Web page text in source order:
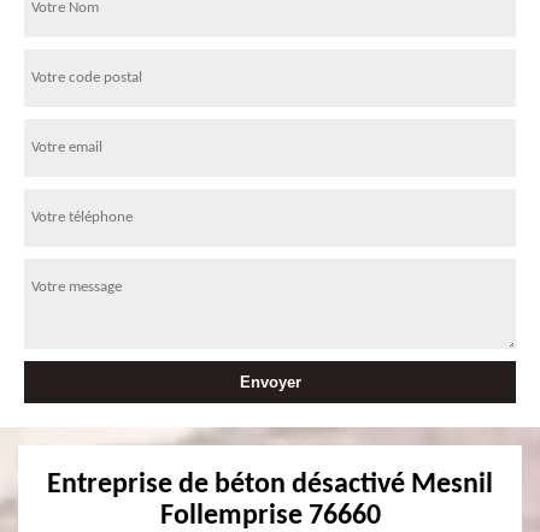
Entreprise de béton désactivé Mesnil
Follemprise 76660